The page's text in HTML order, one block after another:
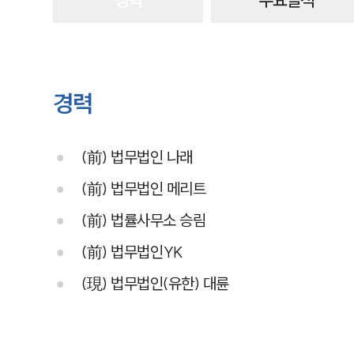
경력
(前) 법무법인 나래
(前) 법무법인 메리트
(前) 법률사무소 승림
(前) 법무법인YK
(現) 법무법인(유한) 대륜